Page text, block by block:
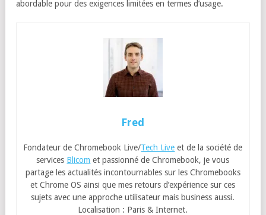
abordable pour des exigences limitées en termes d’usage.
Fred
Fondateur de Chromebook Live/Tech Live et de la société de
services Blicom et passionné de Chromebook, je vous
partage les actualités incontournables sur les Chromebooks
et Chrome OS ainsi que mes retours d’expérience sur ces
sujets avec une approche utilisateur mais business aussi.
Localisation : Paris & Internet.